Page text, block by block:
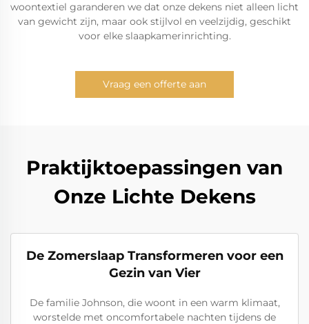
woontextiel garanderen we dat onze dekens niet alleen licht
van gewicht zijn, maar ook stijlvol en veelzijdig, geschikt
voor elke slaapkamerinrichting.
Vraag een offerte aan
Praktijktoepassingen van
Onze Lichte Dekens
De Zomerslaap Transformeren voor een
Gezin van Vier
De familie Johnson, die woont in een warm klimaat,
worstelde met oncomfortabele nachten tijdens de